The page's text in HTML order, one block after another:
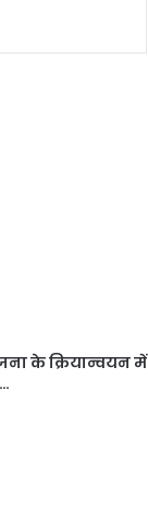
के क्रियान्वयन में